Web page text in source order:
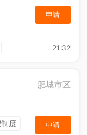
申请
21:32
肥城市区
度
申请